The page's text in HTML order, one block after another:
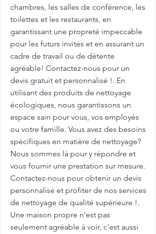
chambres, les salles de conférence, les
toilettes et les restaurants, en
garantissant une propreté impeccable
pour les futurs invités et en assurant un
cadre de travail ou de détente
agréable! Contactez-nous pour un
devis gratuit et personnalisé !. En
utilisant des produits de nettoyage
écologiques, nous garantissons un
espace sain pour vous, vos employés
ou votre famille. Vous avez des besoins
spécifiques en matière de nettoyage?
Nous sommes là pour y répondre et
vous fournir une prestation sur mesure.
Contactez-nous pour obtenir un devis
personnalisé et profiter de nos services
de nettoyage de qualité supérieure !.
Une maison propre n'est pas
seulement agréable à voir, c'est aussi